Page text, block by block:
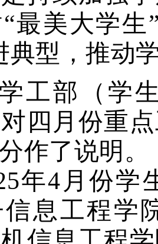
最美大学生
典型，推动
工部（学
四月份重
作了说明。
年4月份学
息工程学